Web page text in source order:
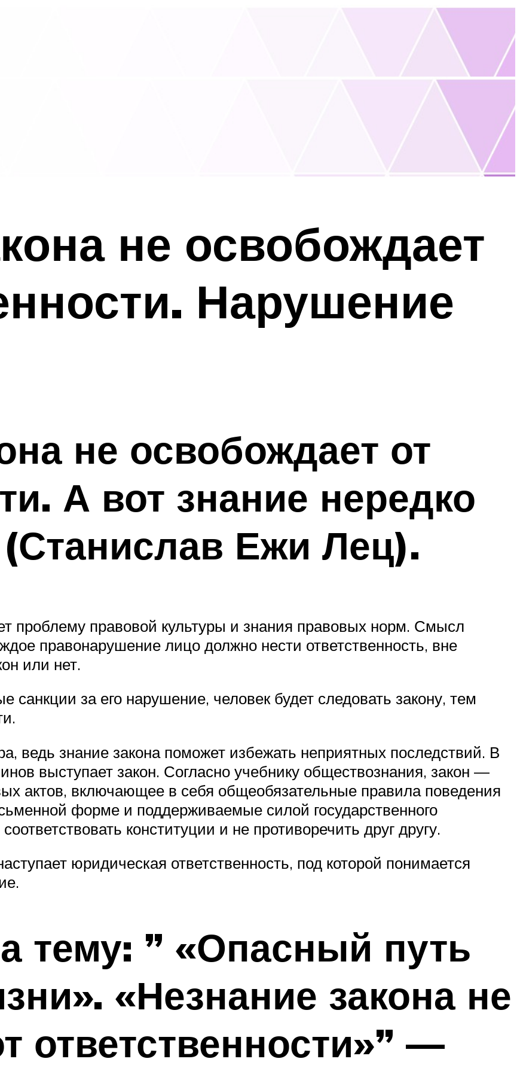
не освобождает
Нарушение
не освобождает от
А вот знание нередко
Ежи Лец).
проблему правовой культуры и знания правовых норм. Смысл
правонарушение лицо должно нести ответственность, вне
или нет.
санкции за его нарушение, человек будет следовать закону, тем
ведь знание закона поможет избежать неприятных последствий. В
выступает закон. Согласно учебнику обществознания, закон —
актов, включающее в себя общеобязательные правила поведения
форме и поддерживаемые силой государственного
конституции и не противоречить друг другу.
юридическая ответственность, под которой понимается
тему: ” «Опасный путь
«Незнание закона не
ответственности»” —